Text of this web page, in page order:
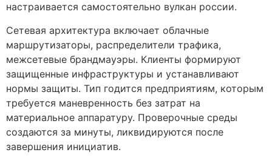
настраивается самостоятельно вулкан россии.
Сетевая архитектура включает облачные
маршрутизаторы, распределители трафика,
межсетевые брандмауэры. Клиенты формируют
защищенные инфраструктуры и устанавливают
нормы защиты. Тип годится предприятиям, которым
требуется маневренность без затрат на
материальное аппаратуру. Проверочные среды
создаются за минуты, ликвидируются после
завершения инициатив.